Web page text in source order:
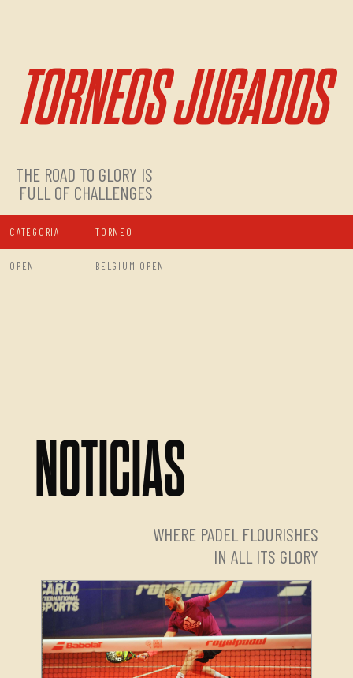
TORNEOS JUGADOS
THE ROAD TO GLORY IS
FULL OF CHALLENGES
CATEGORIA TORNEO
OPEN BELGIUM OPEN
NOTICIAS
WHERE PADEL FLOURISHES
IN ALL ITS GLORY